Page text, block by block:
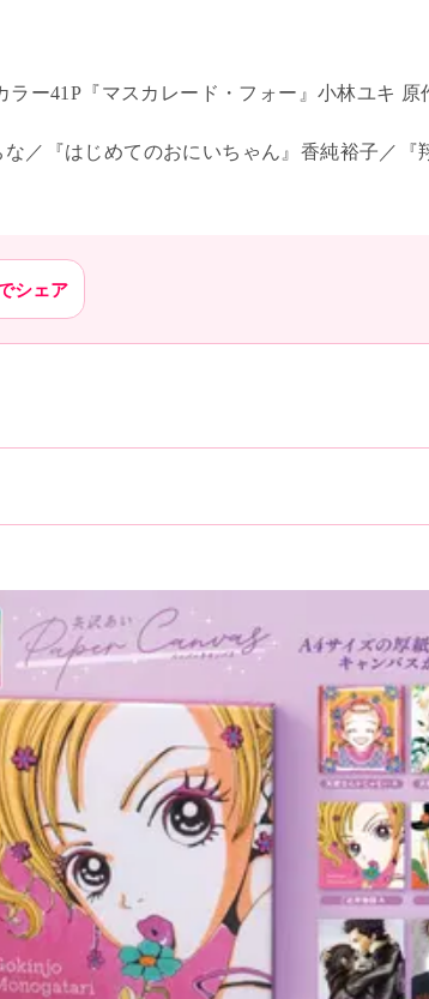
ラー41P 『マスカレード・フォー』小林ユキ
『はじめてのおにいちゃん』香純裕子／『
シェア